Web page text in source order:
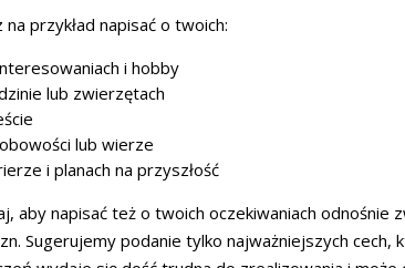
na przykład napisać o twoich:
i hobby
lub zwierzętach
lub wierze
i planach na przyszłość
aby napisać też o twoich oczekiwaniach odnośnie
Sugerujemy podanie tylko najważniejszych